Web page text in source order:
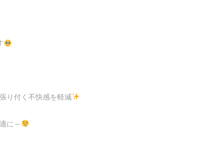
り付く不快感を軽減
に～